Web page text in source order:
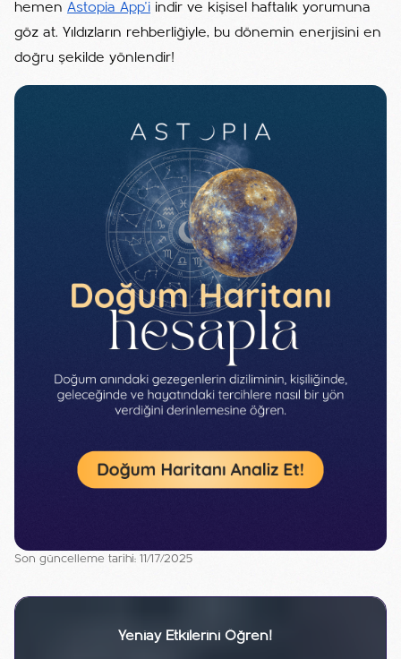
hemen Astopia App'i indir ve kişisel haftalık yorumuna
göz at. Yıldızların rehberliğiyle, bu dönemin enerjisini en
doğru şekilde yönlendir!
Son güncelleme tarihi: 11/17/2025
Yeniay Etkilerini Öğren!